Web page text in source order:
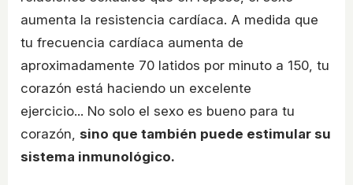
aumenta la resistencia cardíaca. A medida que
tu frecuencia cardíaca aumenta de
aproximadamente 70 latidos por minuto a 150, tu
corazón está haciendo un excelente
ejercicio... No solo el sexo es bueno para tu
corazón, sino que también puede estimular su
sistema inmunológico.